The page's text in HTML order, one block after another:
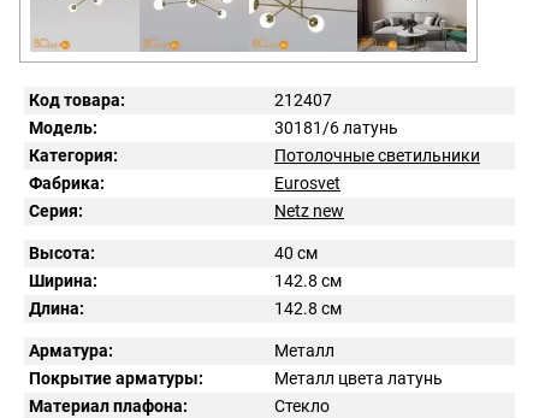
Код товара:
212407
Модель:
30181/6 латунь
Категория:
Потолочные светильники
Фабрика:
Eurosvet
Серия:
Netz new
Высота:
40 см
Ширина:
142.8 см
Длина:
142.8 см
Арматура:
Металл
Покрытие арматуры:
Металл цвета латунь
Материал плафона:
Стекло